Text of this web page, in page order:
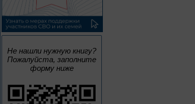
Не нашли нужную книгу?
Пожалуйста, заполните
форму ниже